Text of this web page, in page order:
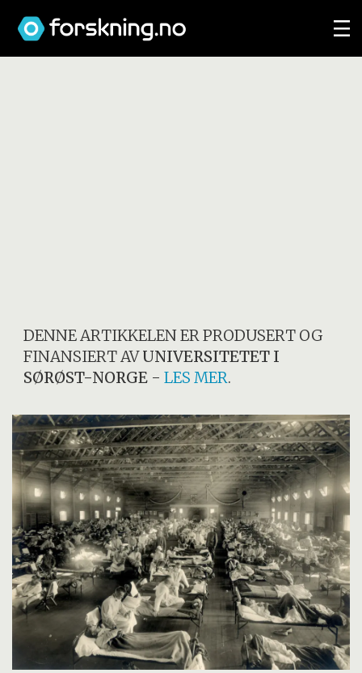
DENNE ARTIKKELEN ER PRODUSERT OG
FINANSIERT AVUNIVERSITETET I
SØRØST-NORGE -LES MER.